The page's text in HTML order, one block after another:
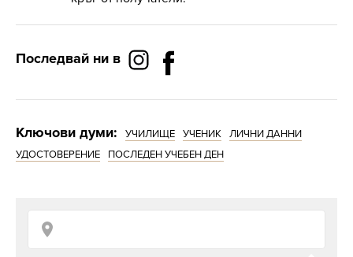
Последвай ни в
Ключови думи: УЧИЛИЩЕ УЧЕНИК
ЛИЧНИ ДАННИ
УДОСТОВЕРЕНИЕ
ПОСЛЕДЕН УЧЕБЕН ДЕН